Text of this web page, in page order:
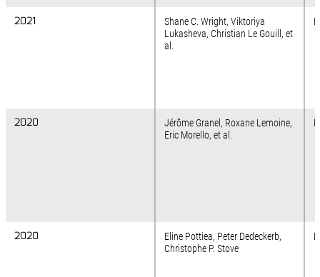
2021
2020
2020
2021
Shane C. Wright, Viktoriya
Lukasheva, Christian Le Gouill, et
al.
2020
Jérôme Granel, Roxane Lemoine,
Eric Morello, et al.
2020
Eline Pottiea, Peter Dedeckerb,
Christophe P. Stove